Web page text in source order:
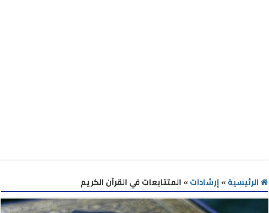
الرئيسية» إرشادات» المتتابعات في القرآن الكريم